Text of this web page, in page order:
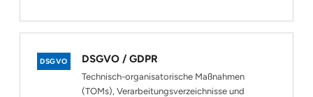
DSGVO DSGVO / GDPR
Technisch-organisatorische Maßnahmen
(TOMs), Verarbeitungsverzeichnisse und